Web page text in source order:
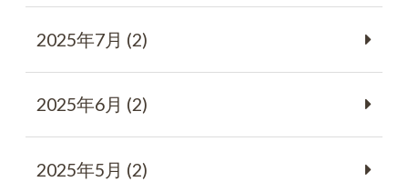
2025年7月 (2)
2025年6月 (2)
2025年5月 (2)